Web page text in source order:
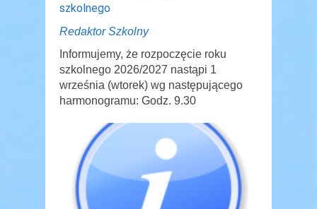
szkolnego
Redaktor Szkolny
Informujemy, że rozpoczęcie roku
szkolnego 2026/2027 nastąpi 1
września (wtorek) wg następującego
harmonogramu: Godz. 9.30